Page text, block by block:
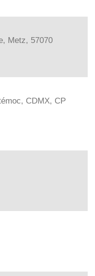
Metz, 57070
CDMX, CP